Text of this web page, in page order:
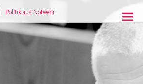
Politik aus Notwehr